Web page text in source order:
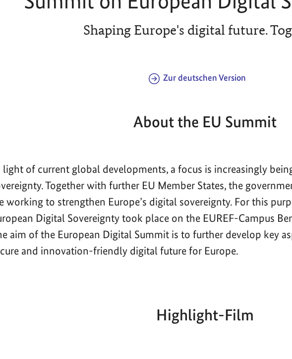
Shaping Europe's digital future.
Zur deutschen Version
About the EU Summit
of current global developments, a focus is increasingly
Together with further EU Member States, the
working to strengthen Europe’s digital sovereignty. For this
Digital Sovereignty took place on the EUREF-Campus
aim of the European Digital Summit is to further develop key
and innovation-friendly digital future for Europe.
Highlight-Film
Aktueller
00:00|Gesamtlaufzeit
00:00